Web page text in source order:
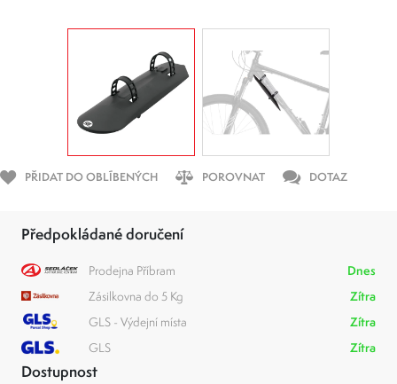
PŘIDAT DO OBLÍBENÝCH POROVNAT DOTAZ
Předpokládané doručení
Prodejna Příbram
Dnes
Zásilkovna do 5 Kg
Zítra
GLS - Výdejní místa
Zítra
GLS
Zítra
Dostupnost